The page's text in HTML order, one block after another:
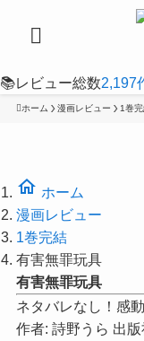
📚レビュー総数2,197
ホーム 漫画レビュー 1巻
home ホーム
漫画レビュー
1巻完結
有害無罪玩具
有害無罪玩具
ネタバレなし！感
作者: 詩野うら 出版